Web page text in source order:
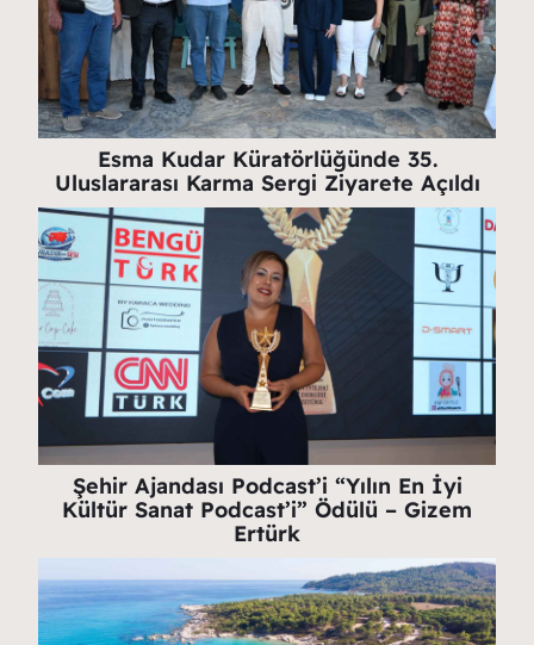
Esma Kudar Küratörlüğünde 35.
Uluslararası Karma Sergi Ziyarete Açıldı
Şehir Ajandası Podcast’i “Yılın En İyi
Kültür Sanat Podcast’i” Ödülü – Gizem
Ertürk